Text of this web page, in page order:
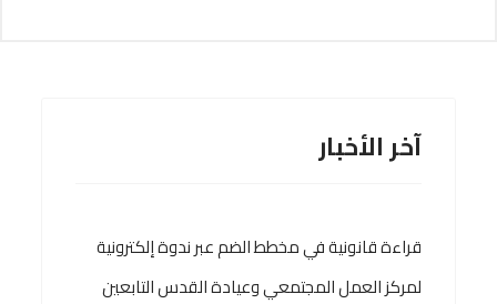
آخر الأخبار
قراءة قانونية في مخطط الضم عبر ندوة إلكترونية
لمركز العمل المجتمعي وعيادة القدس التابعين